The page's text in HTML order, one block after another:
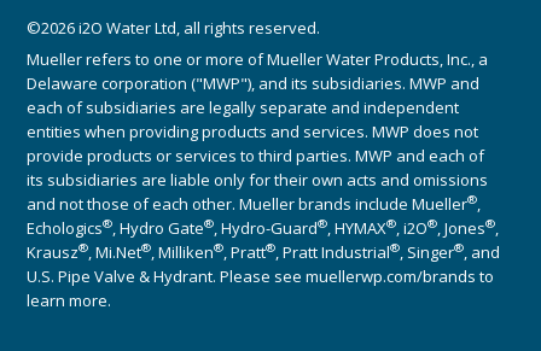
©2026 i2O Water Ltd, all rights reserved.
Mueller refers to one or more of Mueller Water Products, Inc., a
Delaware corporation ("MWP"), and its subsidiaries. MWP and
each of subsidiaries are legally separate and independent
entities when providing products and services. MWP does not
provide products or services to third parties. MWP and each of
its subsidiaries are liable only for their own acts and omissions
and not those of each other. Mueller brands include Mueller®,
Echologics®, Hydro Gate®, Hydro-Guard®, HYMAX®, i2O®, Jones®,
Krausz®, Mi.Net®, Milliken®, Pratt®, Pratt Industrial®, Singer®, and
U.S. Pipe Valve & Hydrant. Please see muellerwp.com/brands to
learn more.